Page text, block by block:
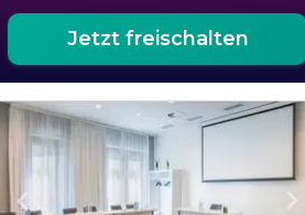
Jetzt freischalten